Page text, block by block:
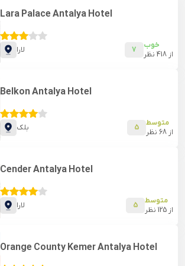
Lara Palace Antalya Hotel
لارا 7
خوب
از 418 نظر
Belkon Antalya Hotel
بلک 5
متوسط
از 68 نظر
Cender Antalya Hotel
لارا 5
متوسط
از 125 نظر
Orange County Kemer Antalya Hotel